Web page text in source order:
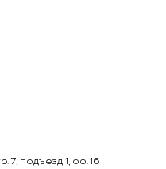
7, подъезд 1, оф. 16